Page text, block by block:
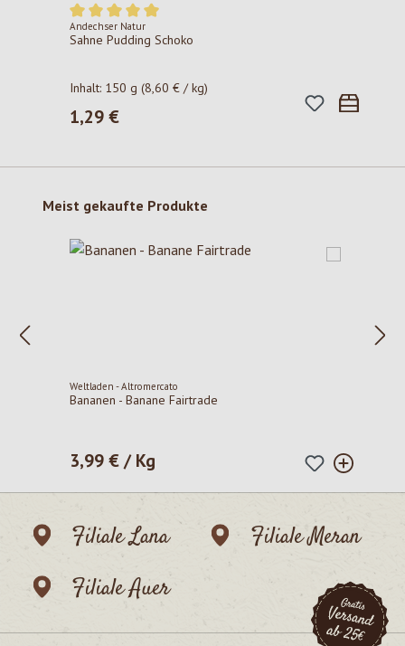
Durchschnittliche Bewertung von 5 von 5 Sternen
Andechser Natur
Sahne Pudding Schoko
Inhalt: 150 g(8,60 € / kg)
Regulärer Preis:
1,29 €
Produktgalerie überspringen
Meist gekaufte Produkte
Weltladen - Altromercato
Bananen - Banane Fairtrade
Regulärer Preis:
3,99 € / Kg
Filiale Lana
Filiale Meran
Filiale Auer